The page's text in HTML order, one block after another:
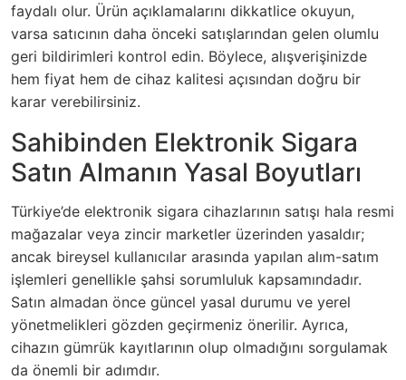
faydalı olur. Ürün açıklamalarını dikkatlice okuyun,
varsa satıcının daha önceki satışlarından gelen olumlu
geri bildirimleri kontrol edin. Böylece, alışverişinizde
hem fiyat hem de cihaz kalitesi açısından doğru bir
karar verebilirsiniz.
Sahibinden Elektronik Sigara
Satın Almanın Yasal Boyutları
Türkiye’de elektronik sigara cihazlarının satışı hala resmi
mağazalar veya zincir marketler üzerinden yasaldır;
ancak bireysel kullanıcılar arasında yapılan alım-satım
işlemleri genellikle şahsi sorumluluk kapsamındadır.
Satın almadan önce güncel yasal durumu ve yerel
yönetmelikleri gözden geçirmeniz önerilir. Ayrıca,
cihazın gümrük kayıtlarının olup olmadığını sorgulamak
da önemli bir adımdır.